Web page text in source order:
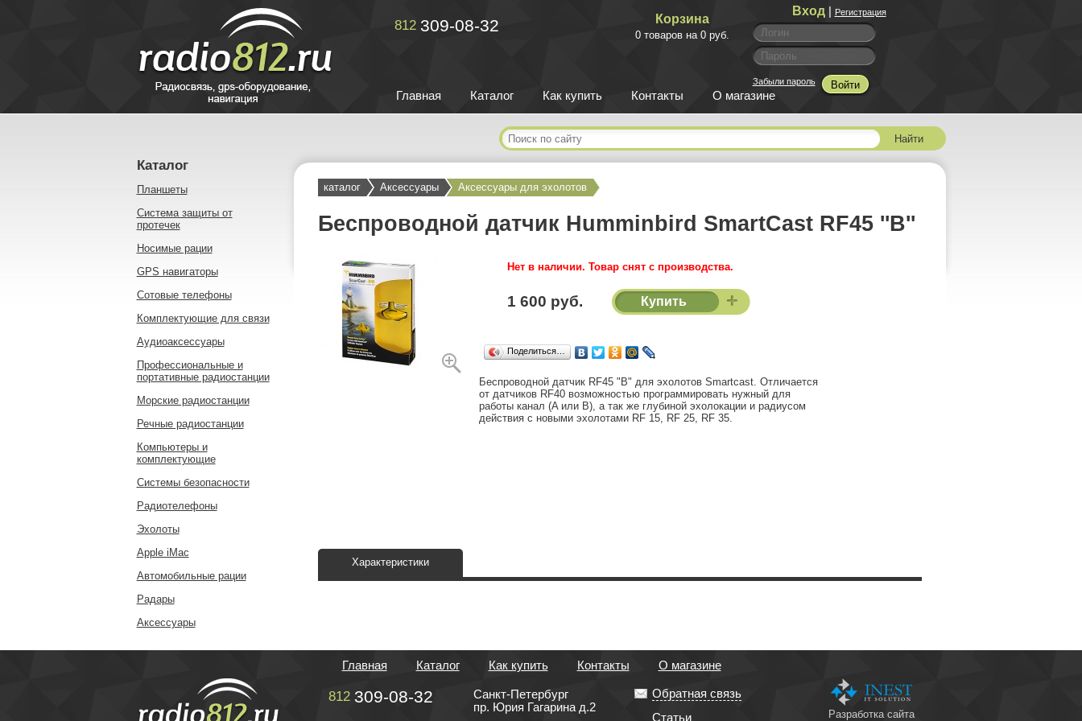
812 309-08-32 Корзина
0 товаров на 0 руб.
Главная Каталог Как купить Контакты О магазине
Вход| Регистрация
Забыли пароль Войти
Найти
Каталог
Планшеты
Система защиты от
протечек
Носимые рации
GPS навигаторы
Сотовые телефоны
Комплектующие для связи
Аудиоаксессуары
Профессиональные и
портативные радиостанции
Морские радиостанции
Речные радиостанции
Компьютеры и
комплектующие
Системы безопасности
Радиотелефоны
Эхолоты
Apple iMac
Автомобильные рации
Радары
Аксессуары
каталог Аксессуары Аксессуары для эхолотов
Беспроводной датчик Humminbird SmartCast RF45 ''B''
Нет в наличии. Товар снят с производства.
1 600 руб. Купить
Поделиться…
Беспроводной датчик RF45 "B" для эхолотов Smartcast. Отличается
от датчиков RF40 возможностью программировать нужный для
работы канал (A или B), а так же глубиной эхолокации и радиусом
действия с новыми эхолотами RF 15, RF 25, RF 35.
Характеристики
Главная Каталог Как купить Контакты О магазине
812 309-08-32
Санкт-Петербург
пр. Юрия Гагарина д.2
Обратная связь
Статьи
Разработка сайта